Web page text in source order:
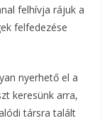
felhívja rájuk a
felfedezése
nyerhető el a
keresünk arra,
társra talált